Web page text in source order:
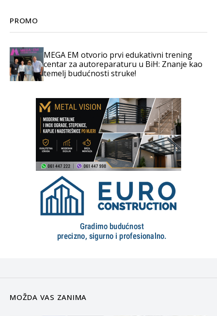
PROMO
MEGA EM otvorio prvi edukativni trening
centar za autoreparaturu u BiH: Znanje kao
temelj budućnosti struke!
MOŽDA VAS ZANIMA